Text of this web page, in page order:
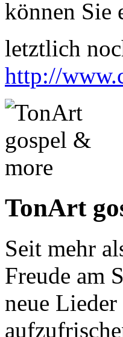
können Sie
letztlich
http://
TonArt
Seit mehr
Freude am
neue